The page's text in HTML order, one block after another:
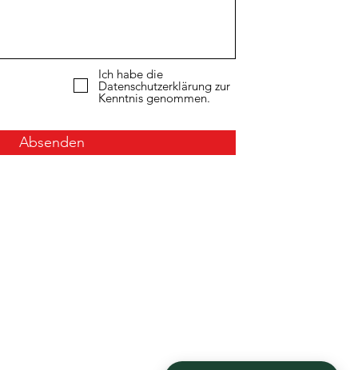
Ich habe die
Datenschutzerklärung zur
Kenntnis genommen.
Absenden